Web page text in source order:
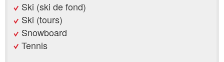
Ski (ski de fond)
Ski (tours)
Snowboard
Tennis